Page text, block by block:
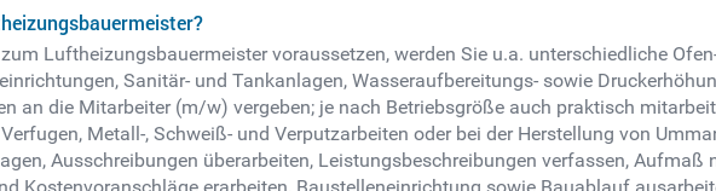
Luftheizungsbauermeister voraussetzen, werden Sie u.a. unterschiedliche
Sanitär- und Tankanlagen, Wasseraufbereitungs- sowie
an die Mitarbeiter (m/w) vergeben; je nach Betriebsgröße auch praktisch
Metall-, Schweiß- und Verputzarbeiten oder bei der Herstellung von
Ausschreibungen überarbeiten, Leistungsbeschreibungen verfassen,